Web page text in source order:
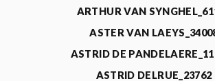
ARTHUR VAN
ASTER VAN
ASTRID DE
ASTRID DELRUE_23762